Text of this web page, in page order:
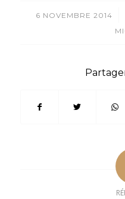
6 NOVEMBRE 2014
/